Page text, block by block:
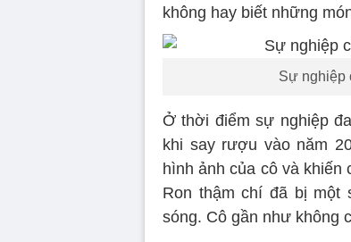
không hay biết những
Sự nghiệp
Ở thời điểm sự nghiệp
khi say rượu vào năm
hình ảnh của cô và khiến
Ron thậm chí đã bị một
sóng. Cô gần như không